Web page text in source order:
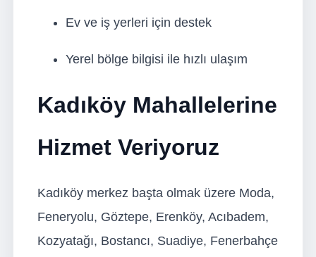
Ev ve iş yerleri için destek
Yerel bölge bilgisi ile hızlı ulaşım
Kadıköy Mahallelerine
Hizmet Veriyoruz
Kadıköy merkez başta olmak üzere Moda,
Feneryolu, Göztepe, Erenköy, Acıbadem,
Kozyatağı, Bostancı, Suadiye, Fenerbahçe